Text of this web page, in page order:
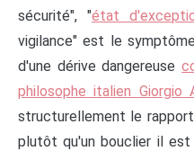
sécurité", "état
vigilance" est le
d'une dérive dangereuse
philosophe italien Giorgio
structurellement le
plutôt qu'un bouclier il est